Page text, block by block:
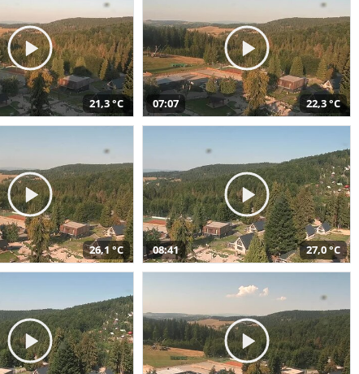
21,3 °C 07:07 22,3 °C
26,1 °C 08:41 27,0 °C